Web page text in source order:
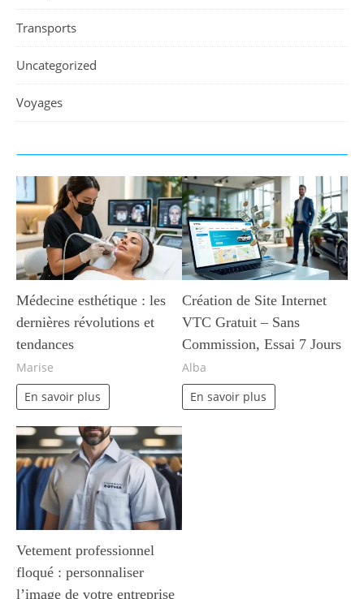
Transports
Uncategorized
Voyages
Médecine esthétique : les
dernières révolutions et
tendances
Marise
En savoir plus
Création de Site Internet
VTC Gratuit – Sans
Commission, Essai 7 Jours
Alba
En savoir plus
Vetement professionnel
floqué : personnaliser
l’image de votre entreprise